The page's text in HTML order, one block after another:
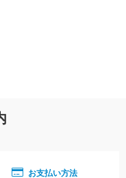
お支払い方法